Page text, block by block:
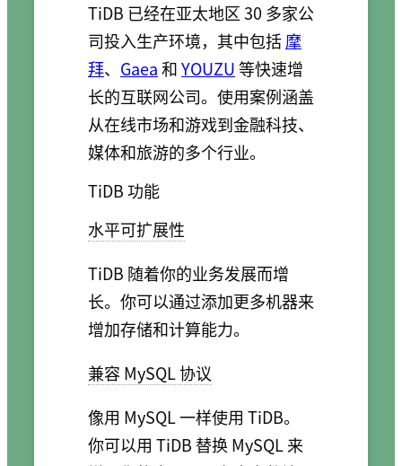
TiDB 已经在亚太地区 30 多家公
司投入生产环境，其中包括摩
拜、 Gaea和YOUZU等快速增
长的互联网公司。使用案例涵盖
从在线市场和游戏到金融科技、
媒体和旅游的多个行业。
TiDB 功能
水平可扩展性
TiDB 随着你的业务发展而增
长。你可以通过添加更多机器来
增加存储和计算能力。
兼容 MySQL 协议
像用 MySQL 一样使用 TiDB。
你可以用 TiDB 替换 MySQL 来